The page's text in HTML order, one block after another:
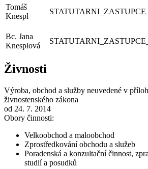
Tomáš
Knespl
Bc. Jana
Knesplová
Živnosti
Výroba, obchod a služby neuvedené v
živnostenského zákona
od 24. 7. 2014
Obory činnosti:
Velkoobchod a maloobchod
Zprostředkování obchodu a služeb
Poradenská a konzultační činnost,
studií a posudků